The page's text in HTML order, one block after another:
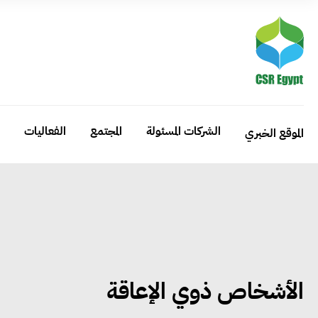
الموقع الخبري الشركات المسئولة المجتمع الفعاليات
الأشخاص ذوي الإعاقة